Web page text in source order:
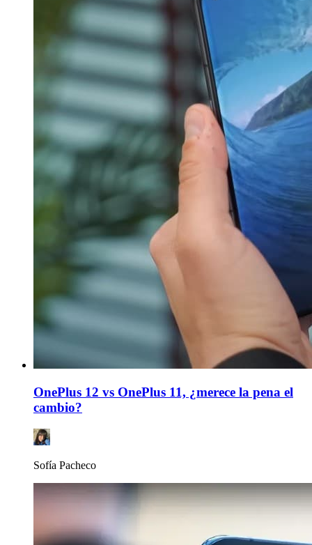
OnePlus 12 vs OnePlus 11, ¿merece la pena el
cambio?
Sofía Pacheco